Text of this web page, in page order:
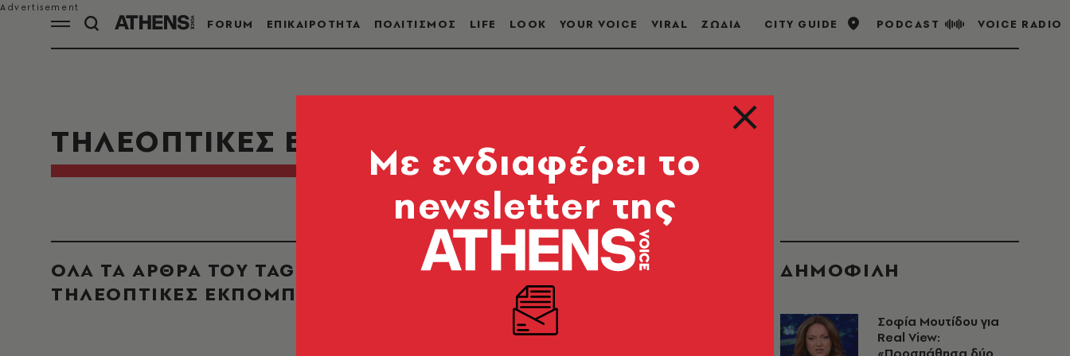
FORUM ΕΠΙΚΑΙΡΟΤΗΤΑ ΠΟΛΙΤΙΣΜΟΣ LIFE LOOK YOUR VOICE VIRAL ΖΩΔΙΑ CITY GUIDE PODCAST VOICE RADIO
ΤΗΛΕΟΠΤΙΚΕΣ ΕΚΠΟΜΠΕΣ
ΟΛΑ ΤΑ ΑΡΘΡΑ ΤΟΥ TAG
ΤΗΛΕΟΠΤΙΚΕΣ ΕΚΠΟΜΠΕΣ
ΔΗΜΟΦΙΛΗ
Σοφία Μουτίδου για
Real View:
Mε ενδιαφέρει το
newsletter της